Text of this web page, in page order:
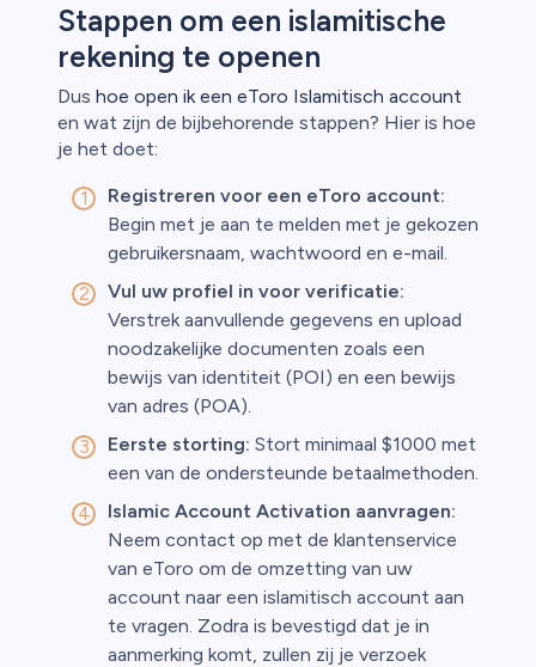
Stappen om een islamitische
rekening te openen
Dus hoe open ik een eToro Islamitisch account
en wat zijn de bijbehorende stappen? Hier is hoe
je het doet:
Registreren voor een eToro account:
Begin met je aan te melden met je gekozen
gebruikersnaam, wachtwoord en e-mail.
Vul uw profiel in voor verificatie:
Verstrek aanvullende gegevens en upload
noodzakelijke documenten zoals een
bewijs van identiteit (POI) en een bewijs
van adres (POA).
Eerste storting: Stort minimaal $1000 met
een van de ondersteunde betaalmethoden.
Islamic Account Activation aanvragen:
Neem contact op met de klantenservice
van eToro om de omzetting van uw
account naar een islamitisch account aan
te vragen. Zodra is bevestigd dat je in
aanmerking komt, zullen zij je verzoek